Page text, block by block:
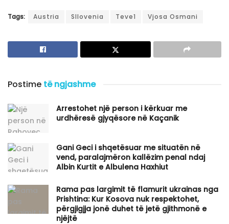
Tags: Austria Sllovenia Teve1 Vjosa Osmani
Postime të ngjashme
Arrestohet një person i kërkuar me
urdhëresë gjyqësore në Kaçanik
Gani Geci i shqetësuar me situatën në
vend, paralajmëron kallëzim penal ndaj
Albin Kurtit e Albulena Haxhiut
Rama pas largimit të flamurit ukrainas nga
Prishtina: Kur Kosova nuk respektohet,
përgjigjja jonë duhet të jetë gjithmonë e
njëjtë